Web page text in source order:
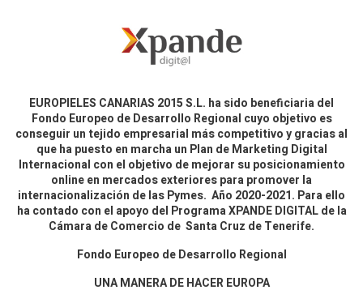
EUROPIELES CANARIAS 2015 S.L. ha sido beneficiaria del
Fondo Europeo de Desarrollo Regional cuyo objetivo es
conseguir un tejido empresarial más competitivo y gracias al
que ha puesto en marcha un Plan de Marketing Digital
Internacional con el objetivo de mejorar su posicionamiento
online en mercados exteriores para promover la
internacionalización de las Pymes. Año 2020-2021. Para ello
ha contado con el apoyo del Programa XPANDE DIGITAL de la
Cámara de Comercio de Santa Cruz de Tenerife.
Fondo Europeo de Desarrollo Regional
UNA MANERA DE HACER EUROPA